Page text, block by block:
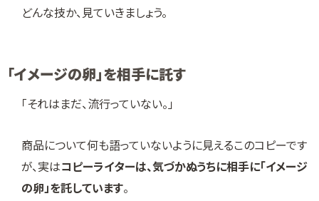
どんな技か、見ていきましょう。
「イメージの卵」を相手に託す
「それはまだ、流行っていない。」
商品について何も語っていないように見えるこのコピーです
が、実はコピーライターは、気づかぬうちに相手に「イメージ
の卵」を託しています。